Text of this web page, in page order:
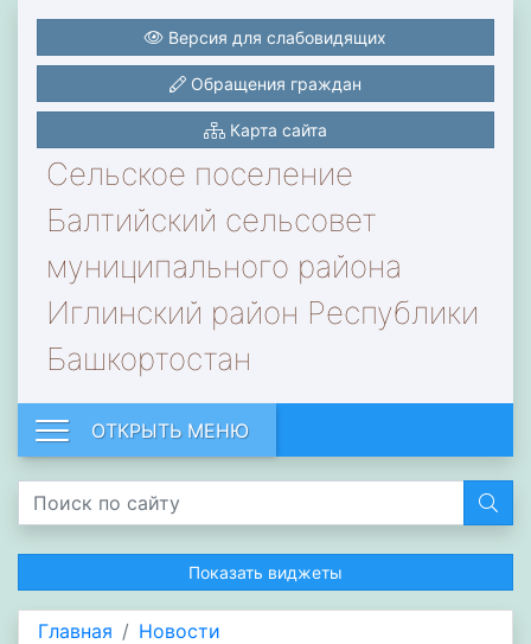
Сельское поселение
Балтийский сельсовет
муниципального района
Иглинский район Республики
Башкортостан
Версия для слабовидящих
Обращения граждан
Карта сайта
ОТКРЫТЬ МЕНЮ
Показать виджеты
Главная Новости